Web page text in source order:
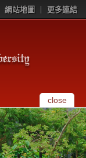
網站地圖 更多連結
close